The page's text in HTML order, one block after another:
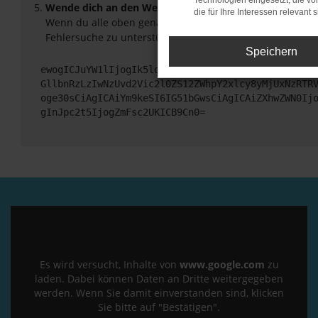
Wende dich an den Webseitenbetreiber.
Wenn du alle oben genannten Schritte versucht hast,
Fehlersuche zu unterstützen:
gInJpc2t5IjogZmFsc2UKICB9Cn0=
Es wird versucht, Inhalte von www.google.com zu
laden. Dabei können Daten an Dritte weitergegeben
werden. Wenn Sie damit einverstanden sind, klicken
Sie bitte auf "Bestätigen".
die für Ihre Interessen relevant
Speichern